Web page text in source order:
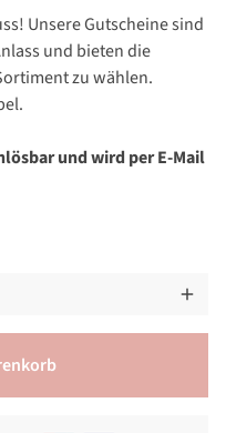
Unsere Gutscheine sind
und bieten die
zu wählen.
und wird per E-Mail
add